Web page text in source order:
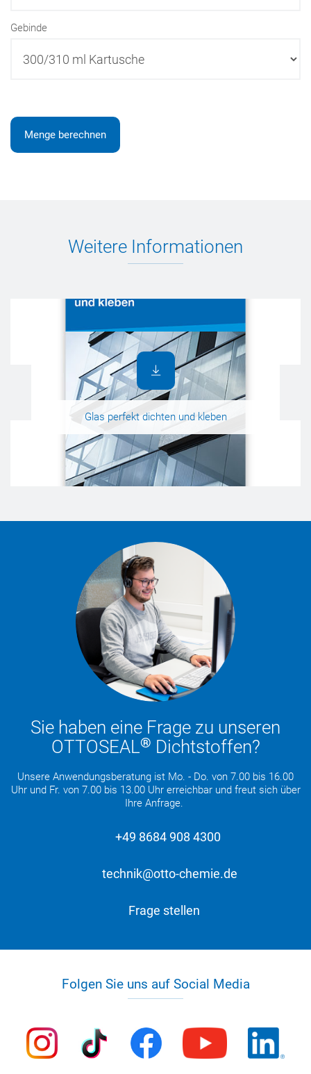
Gebinde
Menge berechnen
Weitere Informationen
Glas perfekt dichten und kleben
Sie haben eine Frage zu unseren
OTTOSEAL® Dichtstoffen?
Unsere Anwendungsberatung ist Mo. - Do. von 7.00 bis 16.00
Uhr und Fr. von 7.00 bis 13.00 Uhr erreichbar und freut sich über
Ihre Anfrage.
+49 8684 908 4300
technik@otto-chemie.de
Frage stellen
Folgen Sie uns auf Social Media